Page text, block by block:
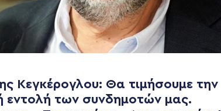
Κεγκέρογλου: Θα τιμήσουμε την
εντολή των συνδημοτών μας.
ΚΈΝΤΡΟ NEWSLETTER